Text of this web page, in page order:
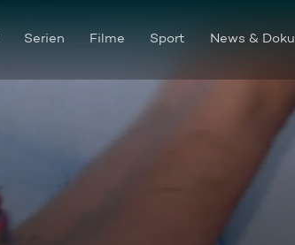
Serien Filme Sport News & Doku